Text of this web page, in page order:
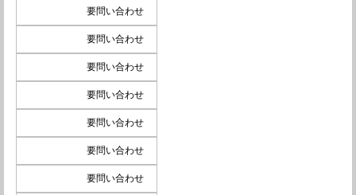
要問い合わせ
要問い合わせ
要問い合わせ
要問い合わせ
要問い合わせ
要問い合わせ
要問い合わせ